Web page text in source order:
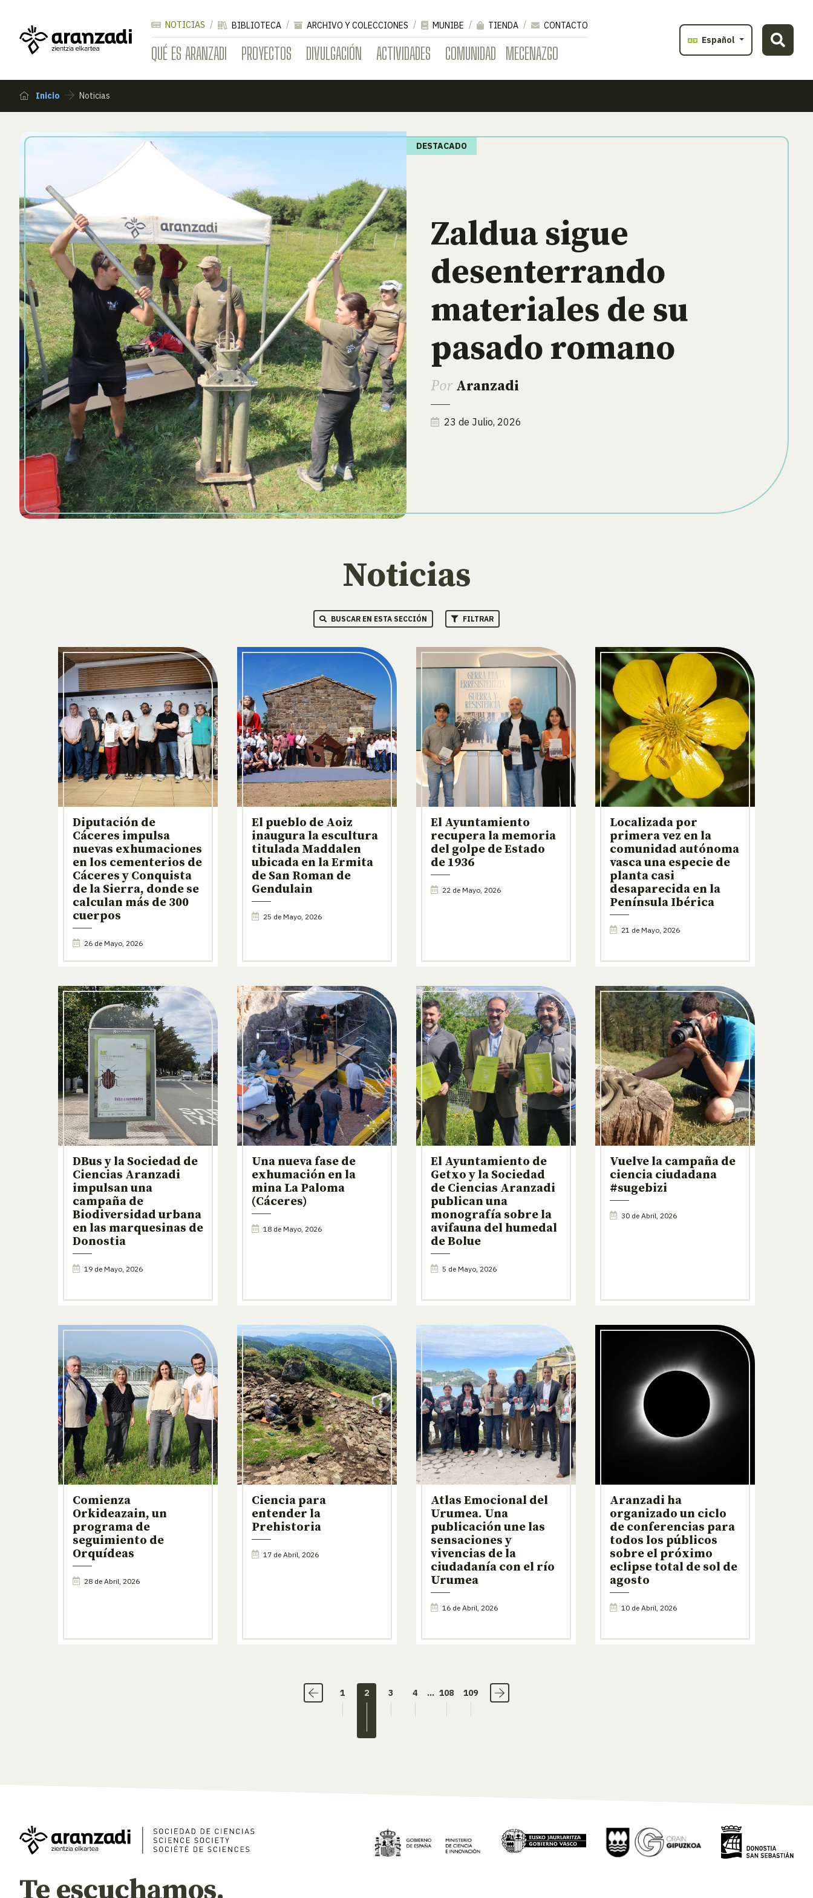
QUÉ ES ARANZADI PROYECTOS DIVULGACIÓN ACTIVIDADES COMUNIDAD MECENAZGO
NOTICIAS BIBLIOTECA ARCHIVO Y COLECCIONES MUNIBE TIENDA
CONTACTO
Español
Inicio Noticias
DESTACADO
Zaldua sigue
desenterrando
materiales de su
pasado romano
Por Aranzadi
23 de Julio, 2026
Noticias
BUSCAR EN ESTA SECCIÓN FILTRAR
Diputación de
Cáceres impulsa
nuevas exhumaciones
en los cementerios de
Cáceres y Conquista
de la Sierra, donde se
calculan más de 300
cuerpos
26 de Mayo, 2026
El pueblo de Aoiz
inaugura la escultura
titulada Maddalen
ubicada en la Ermita
de San Roman de
Gendulain
25 de Mayo, 2026
El Ayuntamiento
recupera la memoria
del golpe de Estado
de 1936
22 de Mayo, 2026
Localizada por
primera vez en la
comunidad autónoma
vasca una especie de
planta casi
desaparecida en la
Península Ibérica
21 de Mayo, 2026
DBus y la Sociedad de
Ciencias Aranzadi
impulsan una
campaña de
Biodiversidad urbana
en las marquesinas de
Donostia
19 de Mayo, 2026
Una nueva fase de
exhumación en la
mina La Paloma
(Cáceres)
18 de Mayo, 2026
El Ayuntamiento de
Getxo y la Sociedad
de Ciencias Aranzadi
publican una
monografía sobre la
avifauna del humedal
de Bolue
5 de Mayo, 2026
Vuelve la campaña de
ciencia ciudadana
#sugebizi
30 de Abril, 2026
Comienza
Orkideazain, un
programa de
seguimiento de
Orquídeas
28 de Abril, 2026
Ciencia para
entender la
Prehistoria
17 de Abril, 2026
Atlas Emocional del
Urumea. Una
publicación une las
sensaciones y
vivencias de la
ciudadanía con el río
Urumea
16 de Abril, 2026
Aranzadi ha
organizado un ciclo
de conferencias para
todos los públicos
sobre el próximo
eclipse total de sol de
agosto
10 de Abril, 2026
1 2 3 4 ... 108 109
Te escuchamos,